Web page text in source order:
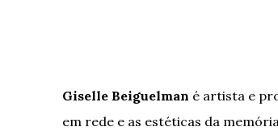
Giselle Beiguelman é artista e
em rede e as estéticas da